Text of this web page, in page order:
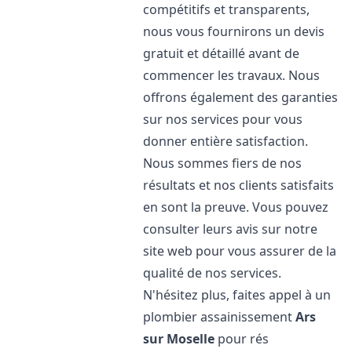
compétitifs et transparents,
nous vous fournirons un devis
gratuit et détaillé avant de
commencer les travaux. Nous
offrons également des garanties
sur nos services pour vous
donner entière satisfaction.
Nous sommes fiers de nos
résultats et nos clients satisfaits
en sont la preuve. Vous pouvez
consulter leurs avis sur notre
site web pour vous assurer de la
qualité de nos services.
N'hésitez plus, faites appel à un
plombier assainissementArs
sur Moselle pour rés